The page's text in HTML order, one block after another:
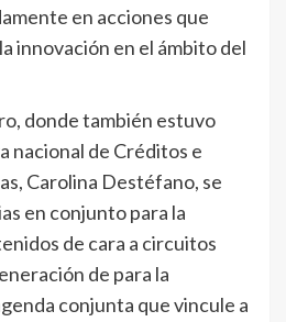
en acciones que
innovación en el ámbito del
donde también estuvo
nacional de Créditos e
Carolina Destéfano, se
en conjunto para la
de cara a circuitos
de para la
conjunta que vincule a